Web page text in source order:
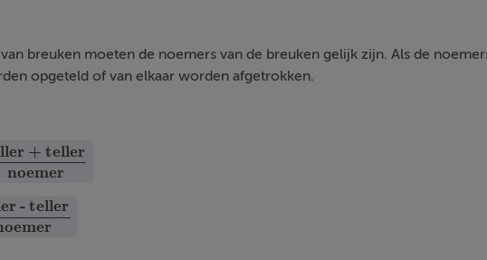
breuken moeten de noemers van de breuken gelijk zijn. Als de
opgeteld of van elkaar worden afgetrokken.
+ teller
noemer
noemer
- teller
noemer